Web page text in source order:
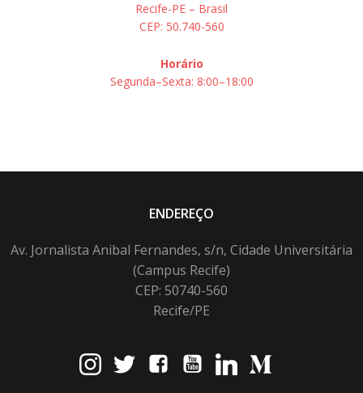
Recife-PE – Brasil
CEP: 50.740-560
Horário
Segunda–Sexta: 8:00–18:00
ENDEREÇO
Av. Jornalista Anibal Fernandes, s/n, Cidade Universitária
(Campus Recife)
CEP: 50740-560
Recife/PE